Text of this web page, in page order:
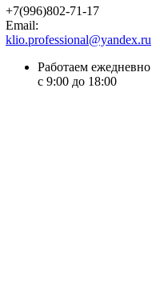
+7(996)802-71-17
Email:
klio.professional@yandex.ru
Работаем ежедневно
с 9:00 до 18:00